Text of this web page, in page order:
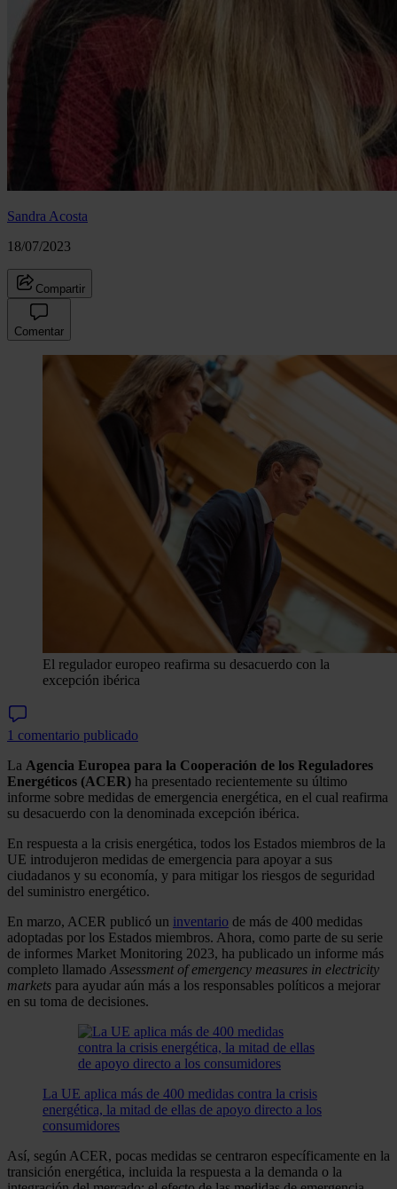
Sandra Acosta
18/07/2023
Compartir
Comentar
El regulador europeo reafirma su desacuerdo con la
excepción ibérica
1 comentario publicado
La Agencia Europea para la Cooperación de los Reguladores
Energéticos (ACER) ha presentado recientemente su último
informe sobre medidas de emergencia energética, en el cual reafirma
su desacuerdo con la denominada excepción ibérica.
En respuesta a la crisis energética, todos los Estados miembros de la
UE introdujeron medidas de emergencia para apoyar a sus
ciudadanos y su economía, y para mitigar los riesgos de seguridad
del suministro energético.
En marzo, ACER publicó un inventario de más de 400 medidas
adoptadas por los Estados miembros. Ahora, como parte de su serie
de informes Market Monitoring 2023, ha publicado un informe más
completo llamado Assessment of emergency measures in electricity
markets para ayudar aún más a los responsables políticos a mejorar
en su toma de decisiones.
La UE aplica más de 400 medidas contra la crisis
energética, la mitad de ellas de apoyo directo a los
consumidores
Así, según ACER, pocas medidas se centraron específicamente en la
transición energética, incluida la respuesta a la demanda o la